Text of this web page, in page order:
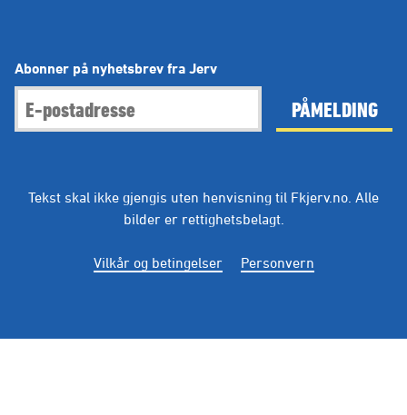
Abonner på nyhetsbrev fra Jerv
PÅMELDING
Tekst skal ikke gjengis uten henvisning til Fkjerv.no. Alle
bilder er rettighetsbelagt.
Vilkår og betingelser Personvern